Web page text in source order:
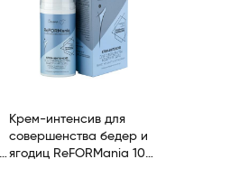
Крем-интенсив для
совершенства бедер и
ягодиц ReFORMania 100